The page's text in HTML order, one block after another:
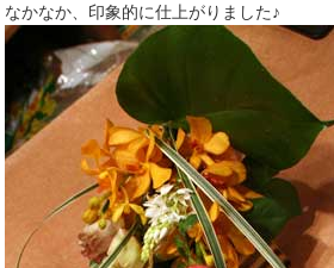
なかなか、印象的に仕上がりました♪